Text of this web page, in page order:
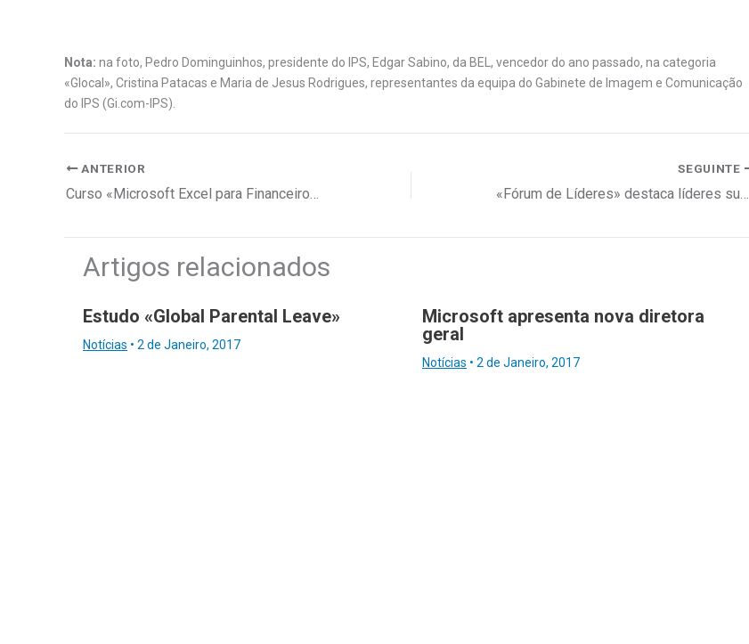
Nota: na foto, Pedro Dominguinhos, presidente do IPS, Edgar Sabino, da BEL, vencedor do ano passado, na categoria
«Glocal», Cristina Patacas e Maria de Jesus Rodrigues, representantes da equipa do Gabinete de Imagem e Comunicação
do IPS (Gi.com-IPS).
ANTERIOR
Curso «Microsoft Excel para Financeiros»
SEGUINTE
«Fórum de Líderes» destaca líderes super-heróis
Artigos relacionados
Estudo «Global Parental Leave»
Notícias • 2 de Janeiro, 2017
Microsoft apresenta nova diretora
geral
Notícias • 2 de Janeiro, 2017